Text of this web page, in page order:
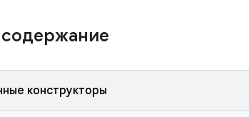
конструкторы